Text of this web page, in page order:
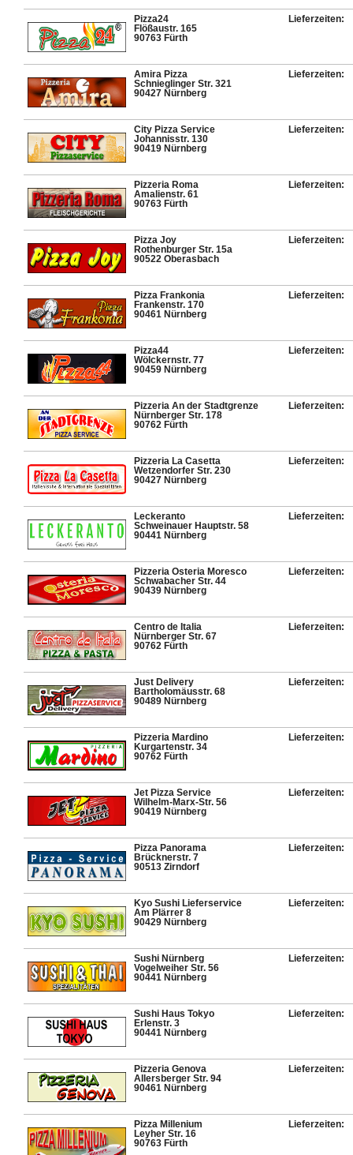
Pizza24
Flößaustr. 165
90763 Fürth
Lieferzeiten:
Amira Pizza
Schnieglinger Str. 321
90427 Nürnberg
Lieferzeiten:
City Pizza Service
Johannisstr. 130
90419 Nürnberg
Lieferzeiten:
Pizzeria Roma
Amalienstr. 61
90763 Fürth
Lieferzeiten:
Pizza Joy
Rothenburger Str. 15a
90522 Oberasbach
Lieferzeiten:
Pizza Frankonia
Frankenstr. 170
90461 Nürnberg
Lieferzeiten:
Pizza44
Wölckernstr. 77
90459 Nürnberg
Lieferzeiten:
Pizzeria An der Stadtgrenze
Nürnberger Str. 178
90762 Fürth
Lieferzeiten:
Pizzeria La Casetta
Wetzendorfer Str. 230
90427 Nürnberg
Lieferzeiten:
Leckeranto
Schweinauer Hauptstr. 58
90441 Nürnberg
Lieferzeiten:
Pizzeria Osteria Moresco
Schwabacher Str. 44
90439 Nürnberg
Lieferzeiten:
Centro de Italia
Nürnberger Str. 67
90762 Fürth
Lieferzeiten:
Just Delivery
Bartholomäusstr. 68
90489 Nürnberg
Lieferzeiten:
Pizzeria Mardino
Kurgartenstr. 34
90762 Fürth
Lieferzeiten:
Jet Pizza Service
Wilhelm-Marx-Str. 56
90419 Nürnberg
Lieferzeiten:
Pizza Panorama
Brücknerstr. 7
90513 Zirndorf
Lieferzeiten:
Kyo Sushi Lieferservice
Am Plärrer 8
90429 Nürnberg
Lieferzeiten:
Sushi Nürnberg
Vogelweiher Str. 56
90441 Nürnberg
Lieferzeiten:
Sushi Haus Tokyo
Erlenstr. 3
90441 Nürnberg
Lieferzeiten:
Pizzeria Genova
Allersberger Str. 94
90461 Nürnberg
Lieferzeiten:
Pizza Millenium
Leyher Str. 16
90763 Fürth
Lieferzeiten: